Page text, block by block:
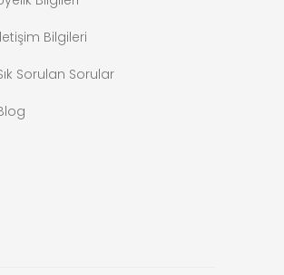
Bilgileri
Sorulan Sorular